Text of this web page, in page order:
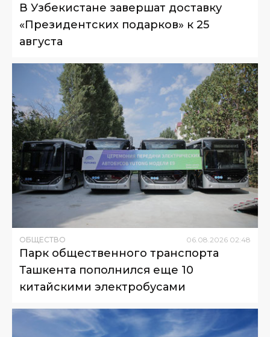
В Узбекистане завершат доставку
«Президентских подарков» к 25
августа
ОБЩЕСТВО 06 08 2026 02:48
Парк общественного транспорта
Ташкента пополнился еще 10
китайскими электробусами